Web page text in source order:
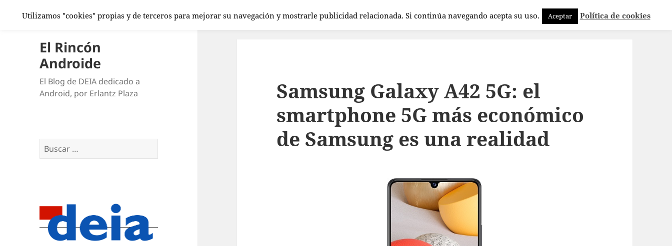
El Rincón
Androide
El Blog de DEIA dedicado a
Android, por Erlantz Plaza
Buscar:
Samsung Galaxy A42 5G: el
smartphone 5G más económico
de Samsung es una realidad
Utilizamos "cookies" propias y de terceros para mejorar su navegación y mostrarle publicidad relacionada. Si continúa navegando acepta su uso. Aceptar Política de cookies